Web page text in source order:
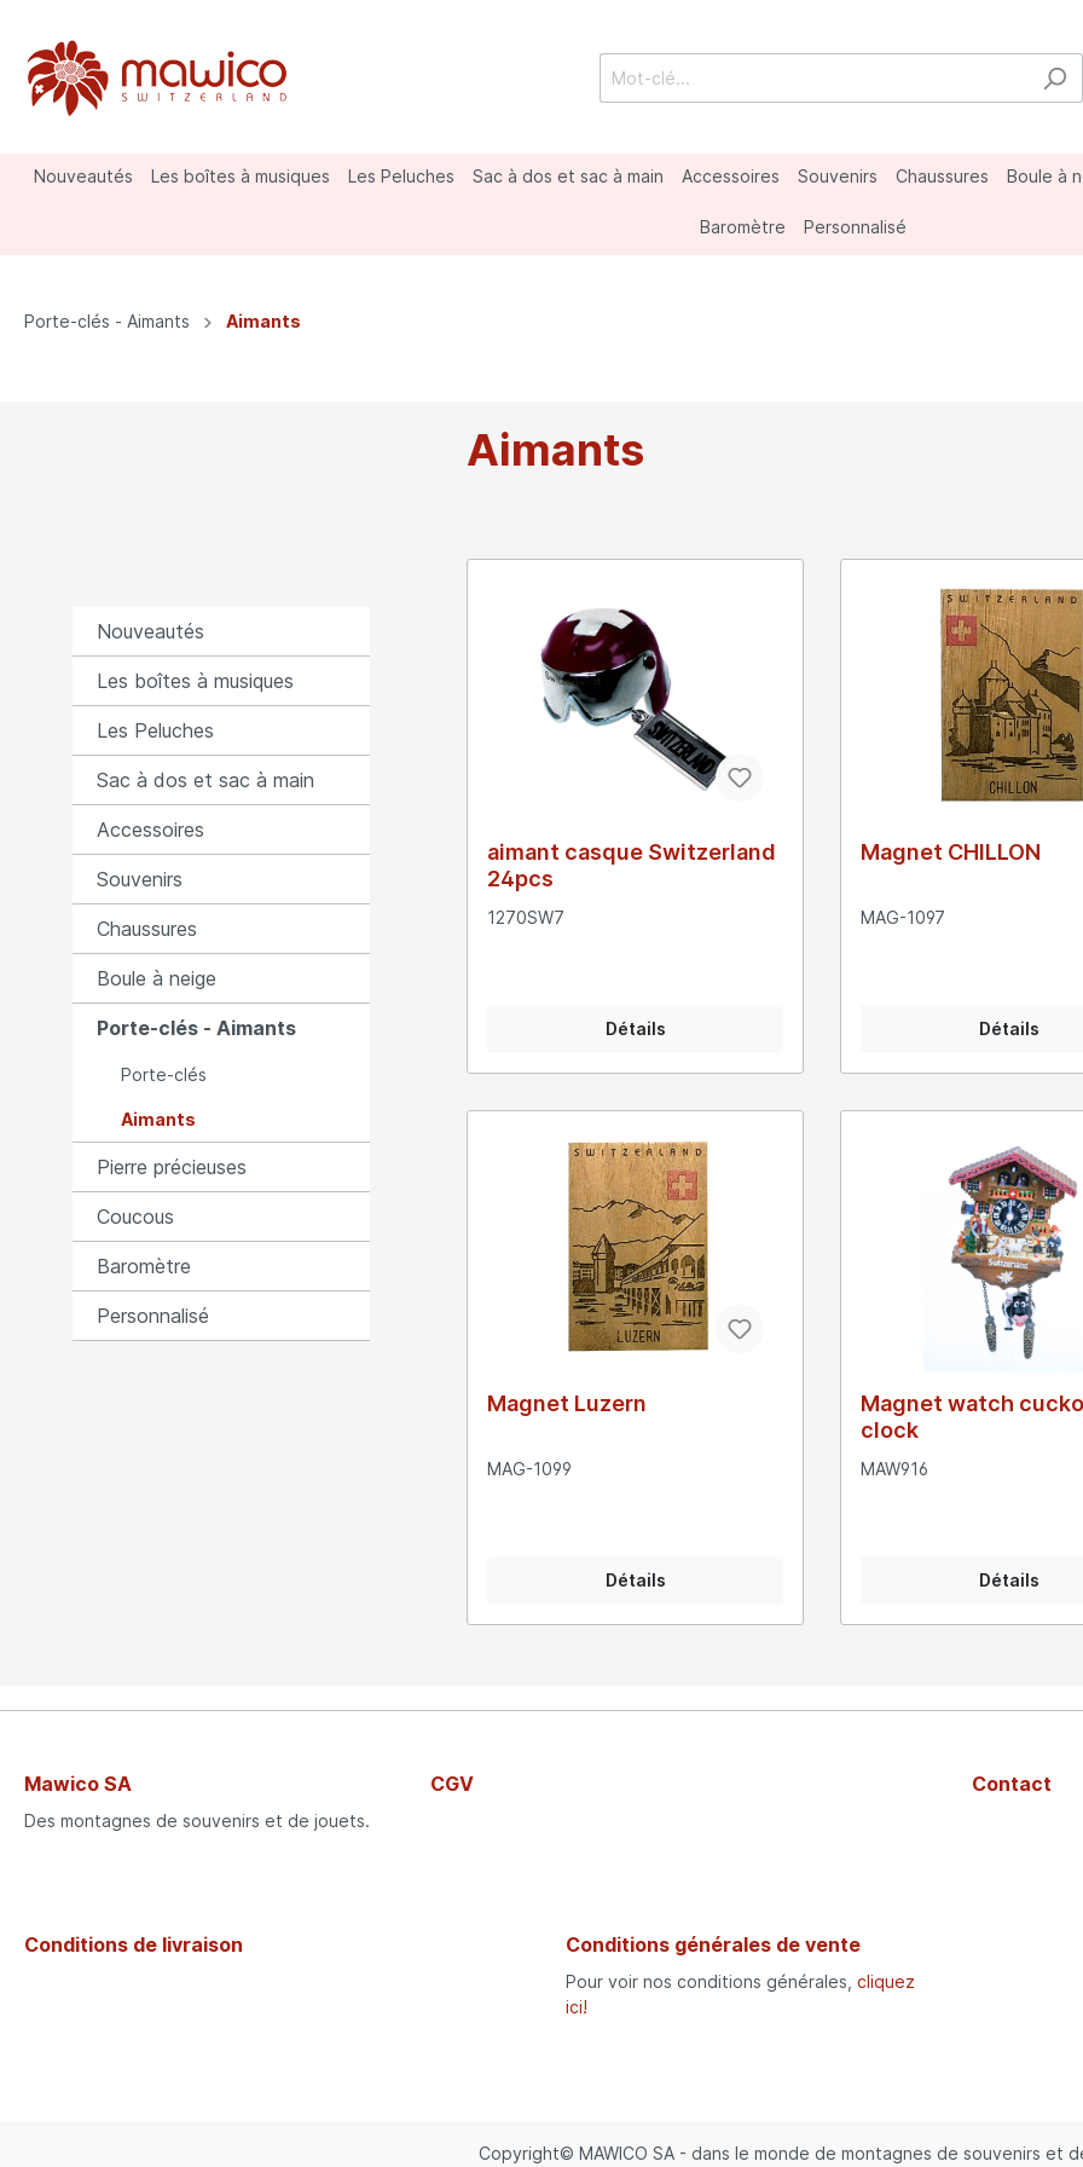
Nouveautés Les boîtes à musiques Les Peluches Sac à dos et sac à main Accessoires Souvenirs Chaussures Boule à
Baromètre Personnalisé
Porte-clés - Aimants Aimants
Nouveautés
Les boîtes à musiques
Les Peluches
Sac à dos et sac à main
Accessoires
Souvenirs
Chaussures
Boule à neige
Porte-clés - Aimants
Porte-clés
Aimants
Pierre précieuses
Coucous
Baromètre
Personnalisé
Aimants
aimant casque Switzerland
24pcs
1270SW7
Détails
Magnet CHILLON
MAG-1097
Détails
Magnet Luzern
MAG-1099
Détails
Magnet watch
clock
MAW916
Détails
Mawico SA
Des montagnes de souvenirs et de jouets.
CGV Contact
Conditions de livraison Conditions générales de vente
Pour voir nos conditions générales, cliquez
ici!
Copyright© MAWICO SA - dans le monde de montagnes de souvenirs et